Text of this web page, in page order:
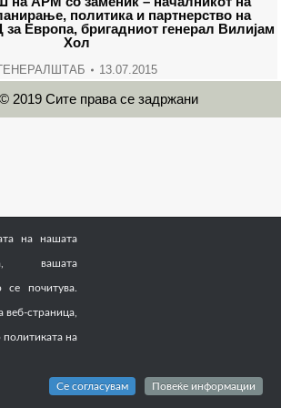
политика и партнерство на
Европа, бригадниот генерал Вилијам
Хол
13.07.2015
2019 Сите права се задржани
на нашата
вашата
се почитува.
веб-страница,
политиката на
Се согласувам Повеќе информации